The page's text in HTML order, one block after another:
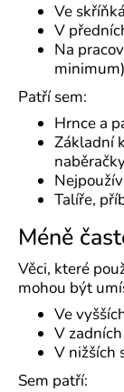
Ve
V
Na
minimum)
Patří sem:
Hrnce a
Základní
Talíře,
Méně
Věci, které
mohou být
Ve
V
V nižších
Sem patří: